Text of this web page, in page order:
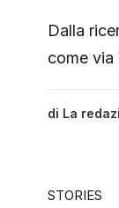
Dalla
come via
di La
STORIES